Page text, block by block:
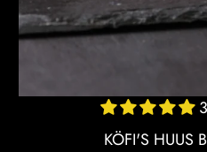
KÖFI'S HUUS